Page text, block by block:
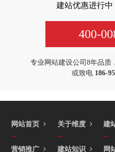
建站优惠进行
400-
专业网站建设公司8年品质
或致电 186-
网站首页 关于维度 建
营销推广 建站知识 网